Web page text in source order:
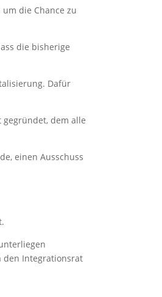
die Chance zu
die bisherige
Dafür
dem alle
einen Ausschuss
den Integrationsrat